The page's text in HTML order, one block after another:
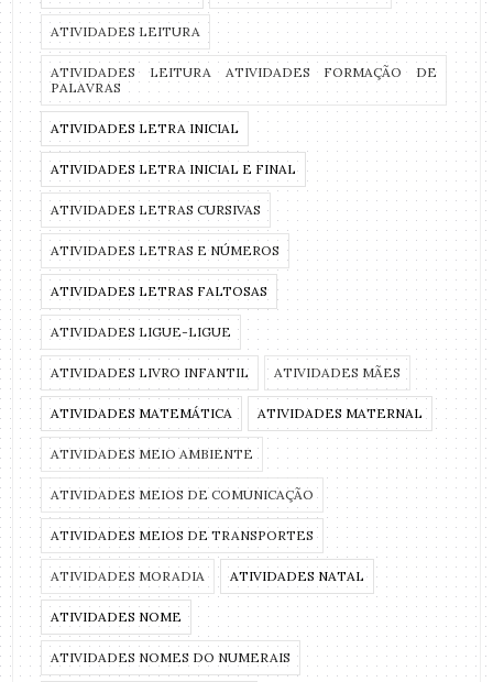
ATIVIDADES LEITURA
ATIVIDADES LEITURA ATIVIDADES FORMAÇÃO DE
PALAVRAS
ATIVIDADES LETRA INICIAL
ATIVIDADES LETRA INICIAL E FINAL
ATIVIDADES LETRAS CURSIVAS
ATIVIDADES LETRAS E NÚMEROS
ATIVIDADES LETRAS FALTOSAS
ATIVIDADES LIGUE-LIGUE
ATIVIDADES LIVRO INFANTIL ATIVIDADES MÃES
ATIVIDADES MATEMÁTICA ATIVIDADES MATERNAL
ATIVIDADES MEIO AMBIENTE
ATIVIDADES MEIOS DE COMUNICAÇÃO
ATIVIDADES MEIOS DE TRANSPORTES
ATIVIDADES MORADIA ATIVIDADES NATAL
ATIVIDADES NOME
ATIVIDADES NOMES DO NUMERAIS